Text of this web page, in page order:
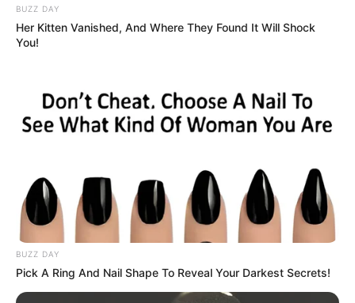
BUZZ DAY
Her Kitten Vanished, And Where They Found It Will Shock
You!
BUZZ DAY
Pick A Ring And Nail Shape To Reveal Your Darkest Secrets!